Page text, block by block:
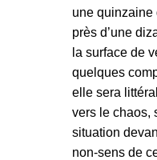
une quinzaine
près d’une
la surface de
quelques
elle sera
vers le chaos,
situation
non-sens de